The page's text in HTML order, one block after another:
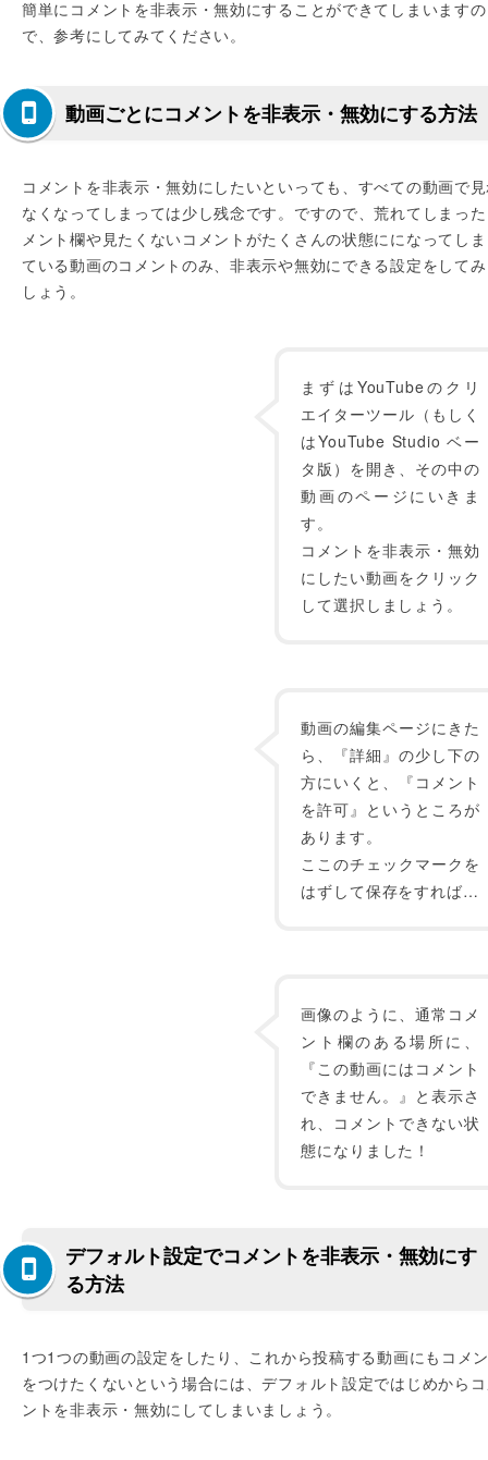
簡単にコメントを非表示・無効にすることができてしまいますの
で、参考にしてみてください。
動画ごとにコメントを非表示・無効にする方法
コメントを非表示・無効にしたいといっても、すべての動画で
なくなってしまっては少し残念です。ですので、荒れてしまっ
メント欄や見たくないコメントがたくさんの状態にになってし
ている動画のコメントのみ、非表示や無効にできる設定をして
しょう。
まずはYouTubeのクリ
エイターツール（もしく
はYouTube Studio ベー
タ版）を開き、その中の
動画のページにいきま
す。
コメントを非表示・無効
にしたい動画をクリック
して選択しましょう。
動画の編集ページにきた
ら、『詳細』の少し下の
方にいくと、『コメント
を許可』というところが
あります。
ここのチェックマークを
はずして保存をすれば…
画像のように、通常コメ
ント欄のある場所に、
『この動画にはコメント
できません。』と表示さ
れ、コメントできない状
態になりました！
デフォルト設定でコメントを非表示・無効にす
る方法
1つ1つの動画の設定をしたり、これから投稿する動画にもコメ
をつけたくないという場合には、デフォルト設定ではじめから
ントを非表示・無効にしてしまいましょう。